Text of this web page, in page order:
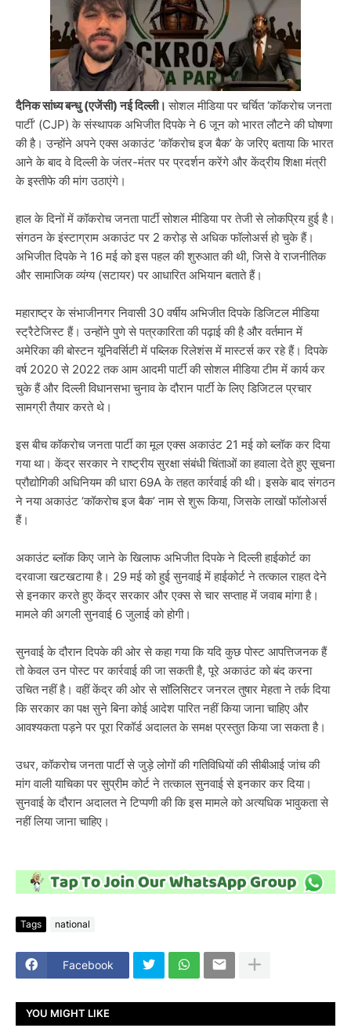
दैनिक सांध्य बन्धु (एजेंसी) नई दिल्ली।सोशल मीडिया पर चर्चित ‘कॉकरोच जनता
पार्टी’ (CJP) के संस्थापक अभिजीत दिपके ने 6 जून को भारत लौटने की घोषणा
की है। उन्होंने अपने एक्स अकाउंट ‘कॉकरोच इज बैक’ के जरिए बताया कि भारत
आने के बाद वे दिल्ली के जंतर-मंतर पर प्रदर्शन करेंगे और केंद्रीय शिक्षा मंत्री
के इस्तीफे की मांग उठाएंगे।
हाल के दिनों में कॉकरोच जनता पार्टी सोशल मीडिया पर तेजी से लोकप्रिय हुई है।
संगठन के इंस्टाग्राम अकाउंट पर 2 करोड़ से अधिक फॉलोअर्स हो चुके हैं।
अभिजीत दिपके ने 16 मई को इस पहल की शुरुआत की थी, जिसे वे राजनीतिक
और सामाजिक व्यंग्य (सटायर) पर आधारित अभियान बताते हैं।
महाराष्ट्र के संभाजीनगर निवासी 30 वर्षीय अभिजीत दिपके डिजिटल मीडिया
स्ट्रैटेजिस्ट हैं। उन्होंने पुणे से पत्रकारिता की पढ़ाई की है और वर्तमान में
अमेरिका की बोस्टन यूनिवर्सिटी में पब्लिक रिलेशंस में मास्टर्स कर रहे हैं। दिपके
वर्ष 2020 से 2022 तक आम आदमी पार्टी की सोशल मीडिया टीम में कार्य कर
चुके हैं और दिल्ली विधानसभा चुनाव के दौरान पार्टी के लिए डिजिटल प्रचार
सामग्री तैयार करते थे।
इस बीच कॉकरोच जनता पार्टी का मूल एक्स अकाउंट 21 मई को ब्लॉक कर दिया
गया था। केंद्र सरकार ने राष्ट्रीय सुरक्षा संबंधी चिंताओं का हवाला देते हुए सूचना
प्रौद्योगिकी अधिनियम की धारा 69A के तहत कार्रवाई की थी। इसके बाद संगठन
ने नया अकाउंट ‘कॉकरोच इज बैक’ नाम से शुरू किया, जिसके लाखों फॉलोअर्स
हैं।
अकाउंट ब्लॉक किए जाने के खिलाफ अभिजीत दिपके ने दिल्ली हाईकोर्ट का
दरवाजा खटखटाया है। 29 मई को हुई सुनवाई में हाईकोर्ट ने तत्काल राहत देने
से इनकार करते हुए केंद्र सरकार और एक्स से चार सप्ताह में जवाब मांगा है।
मामले की अगली सुनवाई 6 जुलाई को होगी।
सुनवाई के दौरान दिपके की ओर से कहा गया कि यदि कुछ पोस्ट आपत्तिजनक हैं
तो केवल उन पोस्ट पर कार्रवाई की जा सकती है, पूरे अकाउंट को बंद करना
उचित नहीं है। वहीं केंद्र की ओर से सॉलिसिटर जनरल तुषार मेहता ने तर्क दिया
कि सरकार का पक्ष सुने बिना कोई आदेश पारित नहीं किया जाना चाहिए और
आवश्यकता पड़ने पर पूरा रिकॉर्ड अदालत के समक्ष प्रस्तुत किया जा सकता है।
उधर, कॉकरोच जनता पार्टी से जुड़े लोगों की गतिविधियों की सीबीआई जांच की
मांग वाली याचिका पर सुप्रीम कोर्ट ने तत्काल सुनवाई से इनकार कर दिया।
सुनवाई के दौरान अदालत ने टिप्पणी की कि इस मामले को अत्यधिक भावुकता से
नहीं लिया जाना चाहिए।
Tags national
Facebook
YOU MIGHT LIKE